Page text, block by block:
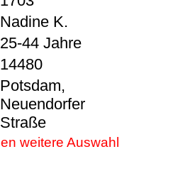
Nadine K.
25-44 Jahre
14480
Potsdam,
Neuendorfer
Straße
weitere Auswahl